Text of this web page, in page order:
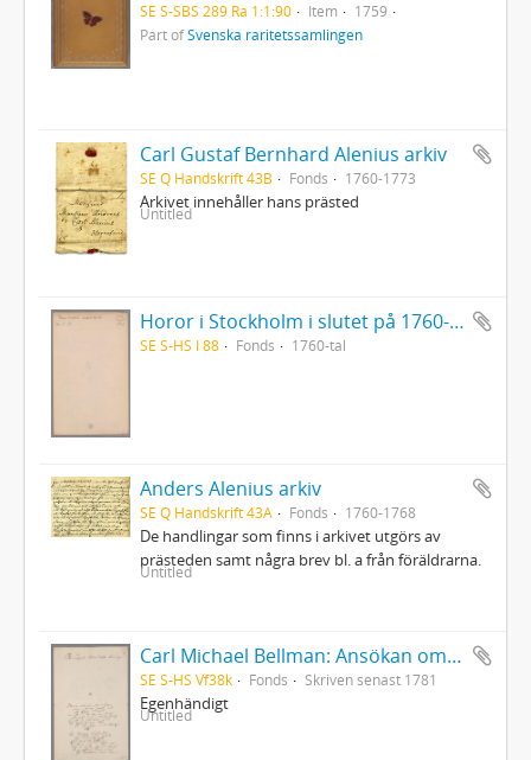
SE S-SBS 289 Ra 1:1:90 Item
1759
Part ofSvenska raritetssamlingen
Carl Gustaf Bernhard Alenius arkiv
SE Q Handskrift 43B Fonds 1760-1773
Arkivet innehåller hans prästed
Untitled
Horor i Stockholm i slutet på 1760-talet
SE S-HS I 88 Fonds 1760-tal
Anders Alenius arkiv
SE Q Handskrift 43A Fonds 1760-1768
De handlingar som finns i arkivet utgörs av
prästeden samt några brev bl. a från föräldrarna.
Untitled
Carl Michael Bellman: Ansökan om konfirmationsfullmakt på sekreterarebeställningen i Nummerlotteriet
SE S-HS Vf38k Fonds Skriven senast 1781
Egenhändigt
Untitled